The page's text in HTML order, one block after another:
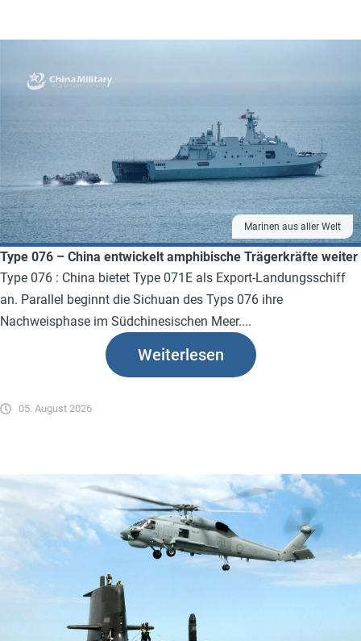
Marinen aus aller Welt
Type 076 – China entwickelt amphibische Trägerkräfte weiter
Type 076 : China bietet Type 071E als Export-Landungsschiff
an. Parallel beginnt die Sichuan des Typs 076 ihre
Nachweisphase im Südchinesischen Meer....
05. August 2026
Weiterlesen